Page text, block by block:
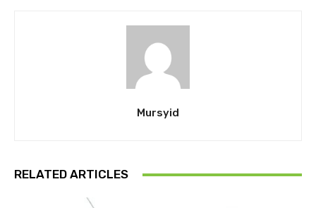
Mursyid
RELATED ARTICLES